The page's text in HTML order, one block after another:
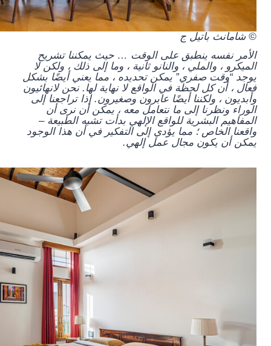
© شامانث باتيل ج
الأمر نفسه ينطبق على الوقت … حيث يمكننا تشريح
الميكرو ، والملي ، والنانو ثانية ، وما إلى ذلك ، ولكن لا
يوجد “وقت صفري” يمكن تحديده ، مما يعني أيضًا بشكل
فعال ، أن كل لحظة في الواقع لا نهاية لها. نحن لانهائيون
وأبديون ، ولكننا أيضًا عابرون وصغيرون. إذا تراجعنا إلى
الوراء ونظرنا إلى ما نتعامل معه ، يمكن أن نرى أن
المفاهيم البشرية للواقع الإلهي بدأت تشبه الطبيعة –
واقعنا الخاص ؛ مما يؤدي إلى التفكير في أن هذا الوجود
يمكن أن يكون مجال عمل إلهي.